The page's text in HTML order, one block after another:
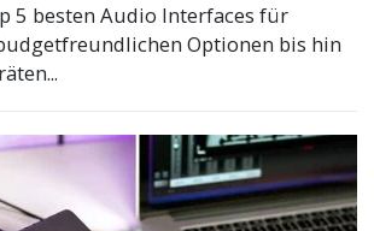
5 besten Audio Interfaces für
Optionen bis hin